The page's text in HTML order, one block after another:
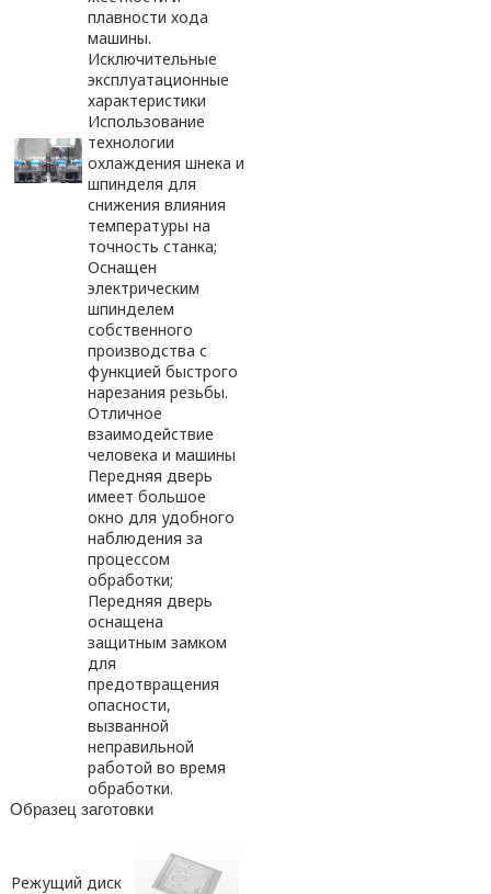
плавности хода
машины.
Исключительные
эксплуатационные
характеристики
Использование
технологии
охлаждения шнека и
шпинделя для
снижения влияния
температуры на
точность станка;
Оснащен
электрическим
шпинделем
собственного
производства с
функцией быстрого
нарезания резьбы.
Отличное
взаимодействие
человека и машины
Передняя дверь
имеет большое
окно для удобного
наблюдения за
процессом
обработки;
Передняя дверь
оснащена
защитным замком
для
предотвращения
опасности,
вызванной
неправильной
работой во время
обработки.
Образец заготовки
Режущий диск